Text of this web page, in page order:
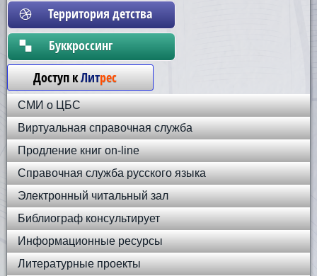
Территория детства
Бyккpoccинг
Доступ кЛитрес
СМИ о ЦБС
Виртуальная справочная служба
Продление книг on-line
Справочная служба русского языка
Электронный читальный зал
Библиограф консультирует
Информационные ресурсы
Литературные проекты